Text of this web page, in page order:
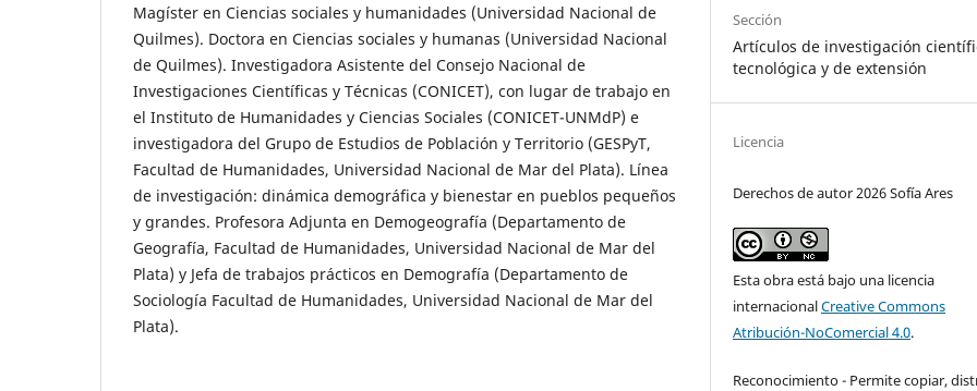
Magíster en Ciencias sociales y humanidades (Universidad Nacional de
Quilmes). Doctora en Ciencias sociales y humanas (Universidad Nacional
de Quilmes). Investigadora Asistente del Consejo Nacional de
Investigaciones Científicas y Técnicas (CONICET), con lugar de trabajo en
el Instituto de Humanidades y Ciencias Sociales (CONICET-UNMdP) e
investigadora del Grupo de Estudios de Población y Territorio (GESPyT,
Facultad de Humanidades, Universidad Nacional de Mar del Plata). Línea
de investigación: dinámica demográfica y bienestar en pueblos pequeños
y grandes. Profesora Adjunta en Demogeografía (Departamento de
Geografía, Facultad de Humanidades, Universidad Nacional de Mar del
Plata) y Jefa de trabajos prácticos en Demografía (Departamento de
Sociología Facultad de Humanidades, Universidad Nacional de Mar del
Plata).
Sección
Artículos de investigación
tecnológica y de extensión
Licencia
Derechos de autor 2026 Sofía Ares
Esta obra está bajo una licencia
internacionalCreative Commons
Atribución-NoComercial 4.0.
Reconocimiento - Permite copiar,